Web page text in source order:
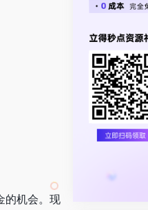
的机会。现